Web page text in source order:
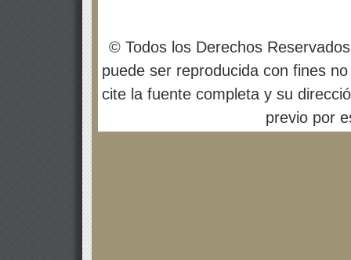
© Todos los Derechos
puede ser reproducida con fines
cite la fuente completa y su
previo por